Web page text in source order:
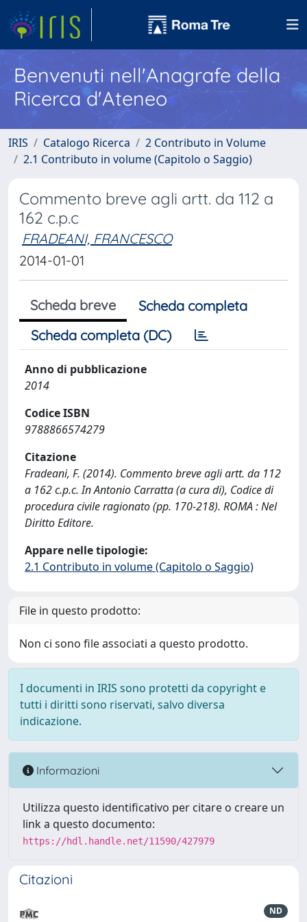
Benvenuti nell'Anagrafe della
Ricerca d'Ateneo
IRIS Catalogo Ricerca
2 Contributo in Volume
2.1 Contributo in volume (Capitolo o Saggio)
Commento breve agli artt. da 112 a
162 c.p.c
FRADEANI, FRANCESCO
2014-01-01
Scheda breve
Scheda completa
Scheda completa (DC)
Anno di pubblicazione
2014
Codice ISBN
9788866574279
Citazione
Fradeani, F. (2014). Commento breve agli artt. da 112
a 162 c.p.c. In Antonio Carratta (a cura di), Codice di
procedura civile ragionato (pp. 170-218). ROMA : Nel
Diritto Editore.
Appare nelle tipologie:
2.1 Contributo in volume (Capitolo o Saggio)
File in questo prodotto:
Non ci sono file associati a questo prodotto.
I documenti in IRIS sono protetti da copyright e
tutti i diritti sono riservati, salvo diversa
indicazione.
Informazioni
Utilizza questo identificativo per citare o creare un
link a questo documento:
https://hdl.handle.net/11590/427979
Citazioni
ND